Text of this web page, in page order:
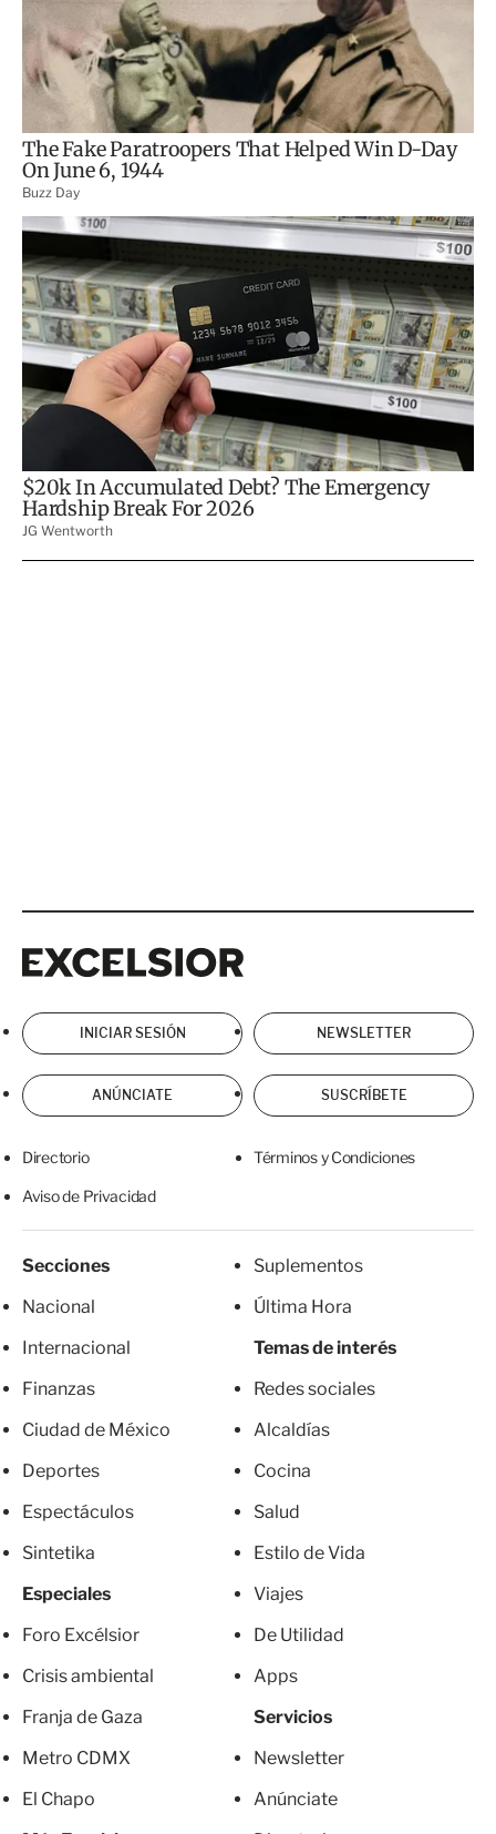
INICIAR SESIÓN NEWSLETTER
ANÚNCIATE SUSCRÍBETE
Directorio Términos y Condiciones
Aviso de Privacidad
Secciones
Nacional
Internacional
Finanzas
Ciudad de México
Deportes
Espectáculos
Sintetika
Especiales
Foro Excélsior
Crisis ambiental
Franja de Gaza
Metro CDMX
El Chapo
Suplementos
Última Hora
Temas de interés
Redes sociales
Alcaldías
Cocina
Salud
Estilo de Vida
Viajes
De Utilidad
Apps
Servicios
Newsletter
Anúnciate